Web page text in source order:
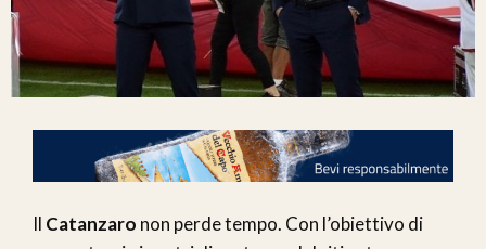
Il Catanzaro non perde tempo. Con l’obiettivo di